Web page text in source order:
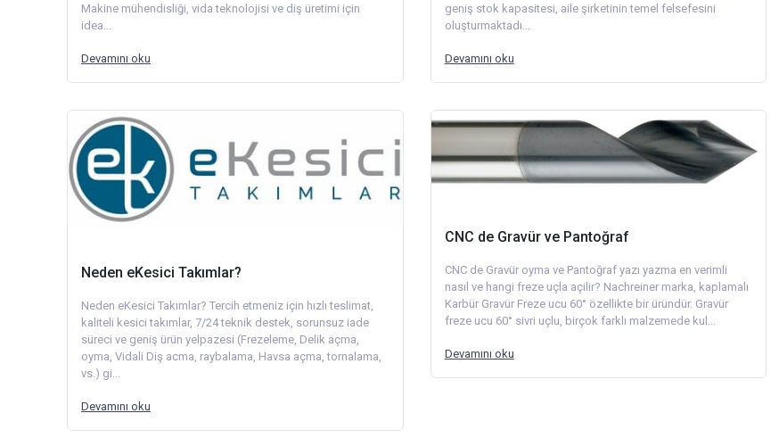
Makine mühendisliği, vida teknolojisi ve diş üretimi için
idea...
Devamını oku
geniş stok kapasitesi, aile şirketinin temel felsefesini
oluşturmaktadı...
Devamını oku
Neden eKesici Takımlar?
Neden eKesici Takımlar? Tercih etmeniz için hızlı teslimat,
kaliteli kesici takımlar, 7/24 teknik destek, sorunsuz iade
süreci ve geniş ürün yelpazesi (Frezeleme, Delik açma,
oyma, Vidali Diş acma, raybalama, Havsa açma, tornalama,
vs.) gi...
Devamını oku
CNC de Gravür ve Pantoğraf
CNC de Gravür oyma ve Pantoğraf yazı yazma en verimli
nasıl ve hangi freze uçla açilir? Nachreiner marka, kaplamalı
Karbür Gravür Freze ucu 60° özellikte bir üründür. Gravür
freze ucu 60° sivri uçlu, birçok farklı malzemede kul...
Devamını oku